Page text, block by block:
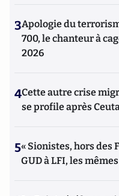
3Apologie du
700, le chanteur à
2026
4Cette autre crise
se profile après
5« Sionistes, hors des
GUD à LFI, les